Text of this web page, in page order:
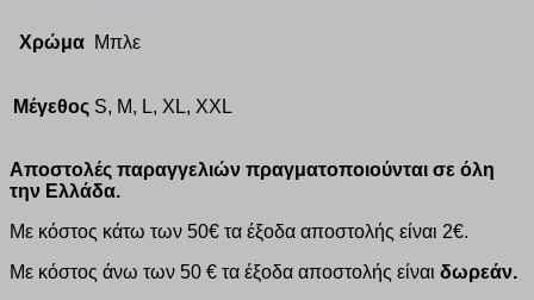
Χρώμα Μπλε
Μέγεθος S, M, L, XL, XXL
Αποστολές παραγγελιών πραγματοποιούνται σε όλη
την Ελλάδα.
Με κόστος κάτω των 50€ τα έξοδα αποστολής είναι 2€.
Με κόστος άνω των 50 € τα έξοδα αποστολής είναι δωρεάν.